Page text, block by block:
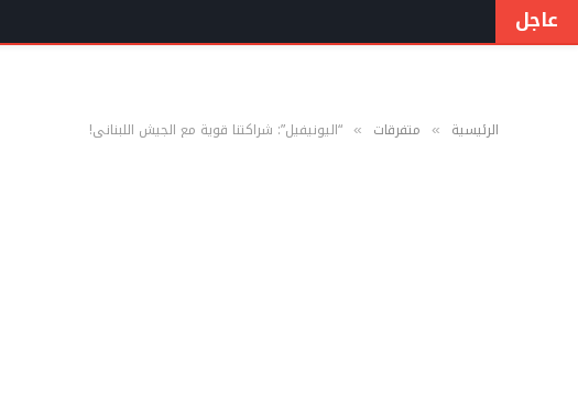
عاجل
الرئيسية » متفرقات » “اليونيفيل”: شراكتنا قوية مع الجيش اللبناني!